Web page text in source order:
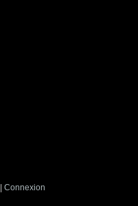
Connexion